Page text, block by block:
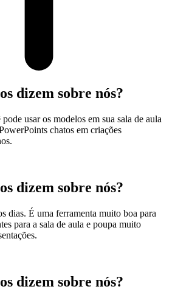
dizem sobre nós?
usar os modelos em sua sala de aula
chatos em criações
dizem sobre nós?
dias. É uma ferramenta muito boa para
para a sala de aula e poupa muito
dizem sobre nós?